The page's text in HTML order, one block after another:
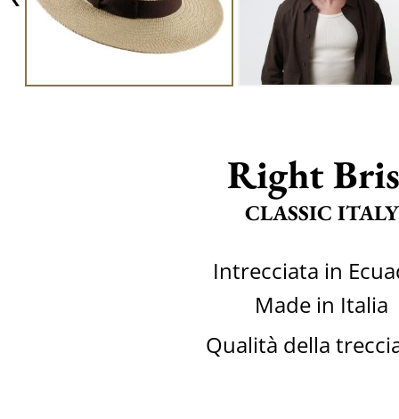
Right
CLASSIC ITALY
Intrecciata in
Made in Italia
Qualità della